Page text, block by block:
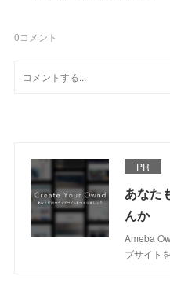
0コメント
PR
あなた
んか
Ameba
ブサイト